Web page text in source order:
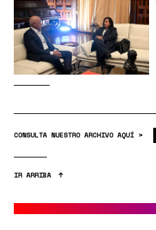
CONSULTA NUESTRO ARCHIVO AQUÍ >
IR ARRIBA